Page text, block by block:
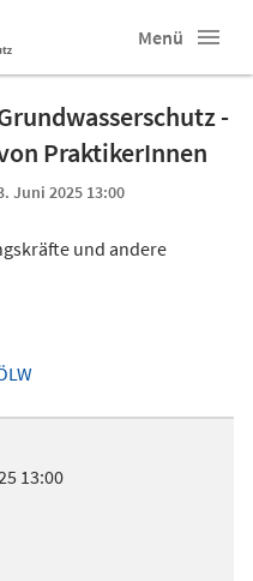
Menü
-
PraktikerInnen
Juni 2025 13:00
und andere
13:00